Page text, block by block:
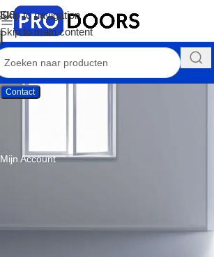
Skip to navigation
Skip to main content
Contact
Mijn Account